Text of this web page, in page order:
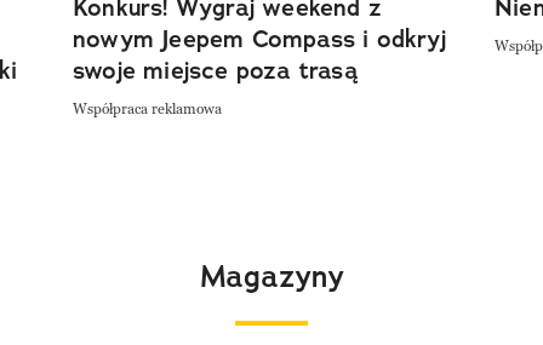
Konkurs! Wygraj weekend z
nowym Jeepem Compass i odkryj
swoje miejsce poza trasą
Współpraca reklamowa
Magazyny